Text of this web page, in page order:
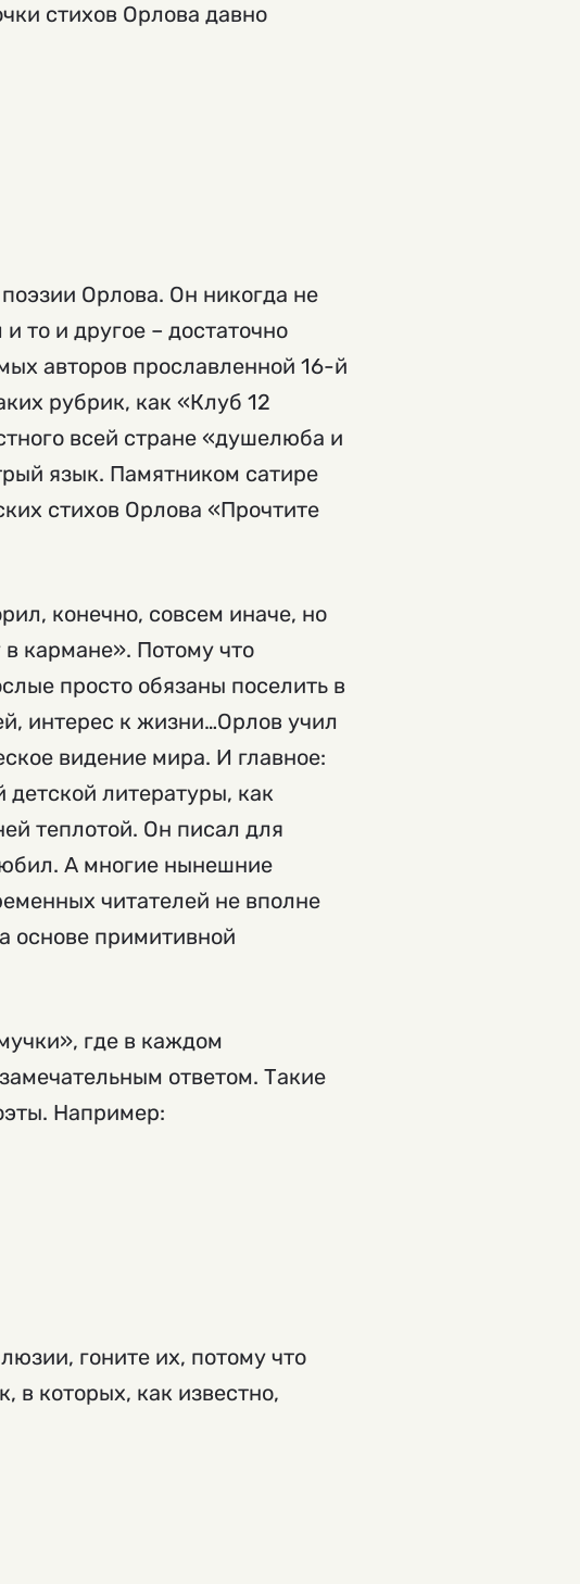
стихов Орлова давно
Орлова. Он никогда не
то и другое – достаточно
авторов прославленной 16-й
рубрик, как «Клуб 12
всей стране «душелюба и
язык. Памятником сатире
стихов Орлова «Прочтите
конечно, совсем иначе, но
кармане». Потому что
просто обязаны поселить в
интерес к жизни…Орлов учил
видение мира. И главное:
детской литературы, как
теплотой. Он писал для
А многие нынешние
читателей не вполне
основе примитивной
где в каждом
ответом. Такие
Например:
гоните их, потому что
в которых, как известно,